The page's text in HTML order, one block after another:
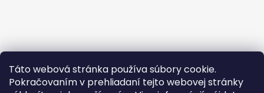
Táto webová stránka používa súbory cookie.
Pokračovaním v prehliadaní tejto webovej stránky